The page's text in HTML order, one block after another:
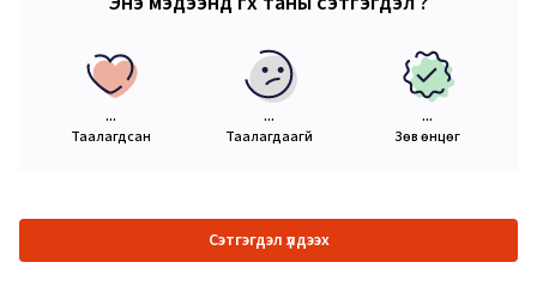
...
Таалагдсан
...
Таалагдаагүй
...
Зөв өнцөг
Сэтгэгдэл үлдээх